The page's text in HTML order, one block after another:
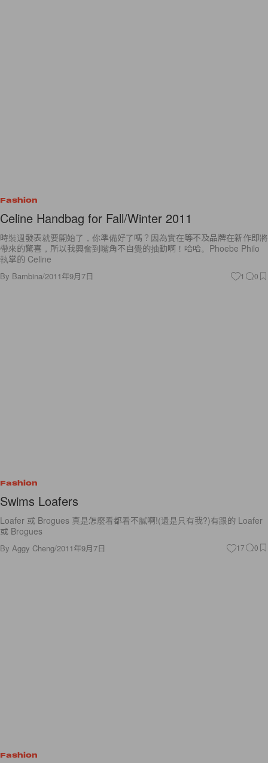
Fashion
Celine Handbag for Fall/Winter 2011
時裝週發表就要開始了，你準備好了嗎？因為實在等不及品牌在新作即將
帶來的驚喜，所以我興奮到嘴角不自覺的抽動啊！哈哈。Phoebe Philo
執掌的 Celine
By Bambina/2011年9月7日 1 0
Fashion
Swims Loafers
Loafer 或 Brogues 真是怎麼看都看不膩啊!(還是只有我?)有跟的 Loafer
或 Brogues
By Aggy Cheng/2011年9月7日 17 0
Fashion